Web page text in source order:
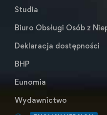
Studia
Biuro Obsługi Osób z
Deklaracja dostępności
BHP
Eunomia
Wydawnictwo